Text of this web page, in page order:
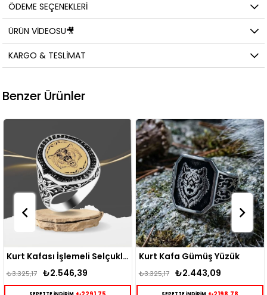
ÖDEME SEÇENEKLERI
ÜRÜN VIDEOSU🎥
KARGO & TESLIMAT
Benzer Ürünler
Kurt Kafası İşlemeli Selçuklu Motifli Gümüş Erkek Yüzük
₺2.546,39
Kurt Kafa Gümüş Yüzük
₺2.443,09